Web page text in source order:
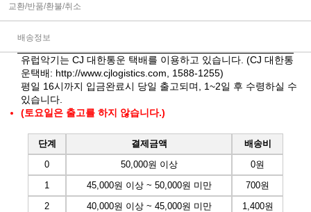
교환/반품/환불/취소
배송정보
유럽악기는 CJ 대한통운 택배를 이용하고 있습니다. (CJ 대한통
운택배: http://www.cjlogistics.com , 1588-1255)
평일 16시까지 입금완료시 당일 출고되며, 1~2일 후 수령하실 수
있습니다.
(토요일은 출고를 하지 않습니다.)
단계 결제금액
배송비
0
50,000원 이상
0원
1
45,000원 이상 ~ 50,000원 미만
700원
2
40,000원 이상 ~ 45,000원 미만
1,400원